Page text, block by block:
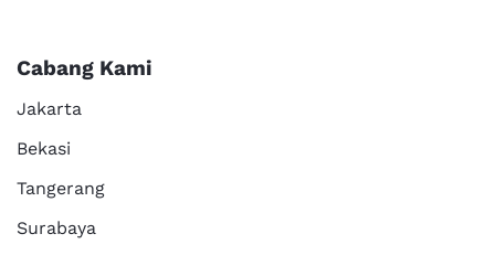
Cabang Kami
Jakarta
Bekasi
Tangerang
Surabaya